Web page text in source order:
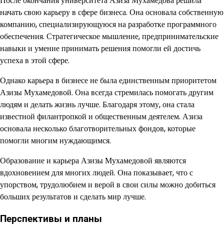
начать свою карьеру в сфере бизнеса. Она основала собственную
компанию, специализирующуюся на разработке программного
обеспечения. Стратегическое мышление, предпринимательские
навыки и умение принимать решения помогли ей достичь
успеха в этой сфере.
Однако карьера в бизнесе не была единственным приоритетом
Азизы Мухамедовой. Она всегда стремилась помогать другим
людям и делать жизнь лучше. Благодаря этому, она стала
известной филантропкой и общественным деятелем. Азиза
основала несколько благотворительных фондов, которые
помогли многим нуждающимся.
Образование и карьера Азизы Мухамедовой являются
вдохновением для многих людей. Она показывает, что с
упорством, трудолюбием и верой в свои силы можно добиться
больших результатов и сделать мир лучше.
Перспективы и планы